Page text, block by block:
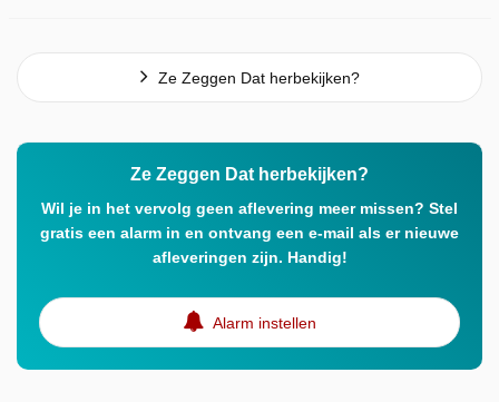
Ze Zeggen Dat herbekijken?
Ze Zeggen Dat herbekijken?
Wil je in het vervolg geen aflevering meer missen? Stel
gratis een alarm in en ontvang een e-mail als er nieuwe
afleveringen zijn. Handig!
Alarm instellen